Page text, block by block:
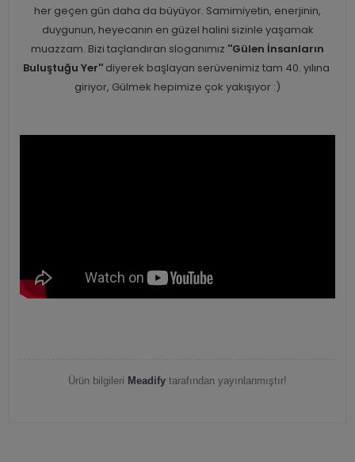
her geçen gün daha da büyüyor. Samimiyetin, enerjinin,
duygunun, heyecanın en güzel halini sizinle yaşamak
muazzam. Bizi taçlandıran sloganımız ''Gülen İnsanların
Buluştuğu Yer'' diyerek başlayan serüvenimiz tam 40. yılına
giriyor, Gülmek hepimize çok yakışıyor :)
Ürün bilgileri Meadify tarafından yayınlanmıştır!